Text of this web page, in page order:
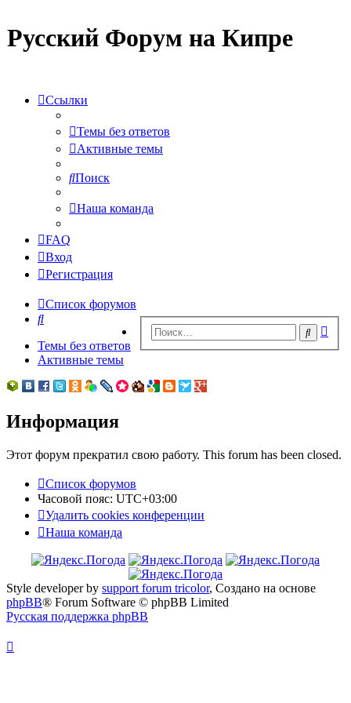
Русский Форум на Кипре
Ссылки
Темы без ответов
Активные темы
Поиск
Наша команда
FAQ
Вход
Регистрация
Список форумов
Поиск
Поиск
Темы без ответов
Активные темы
Информация
Этот форум прекратил свою работу. This forum has been closed.
Список форумов
Часовой пояс: UTC+03:00
Удалить cookies конференции
Наша команда
Style developer by support forum tricolor, Создано на основе
phpBB® Forum Software © phpBB Limited
Русская поддержка phpBB